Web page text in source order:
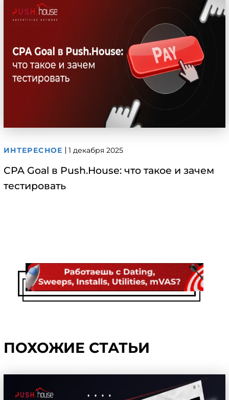
ИНТЕРЕСНОЕ 1 декабря 2025
CPA Goal в Push.House: что такое и зачем
тестировать
ПОХОЖИЕ СТАТЬИ